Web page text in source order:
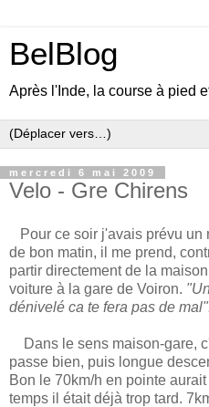
BelBlog
Après l'Inde, la course à pied
mercredi 6 mai 2009
Velo - Gre Chirens
Pour ce soir j'avais prévu un
de bon matin, il me prend,
partir directement de la
voiture à la gare de Voiron.
dénivelé ca te fera pas de
Dans le sens maison-gare,
passe bien, puis longue
Bon le 70km/h en pointe
temps il était déjà trop tard.